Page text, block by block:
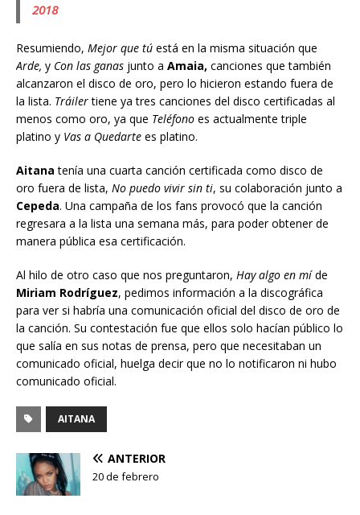
2018
Resumiendo, Mejor que tú está en la misma situación que
Arde, y Con las ganas junto a Amaia, canciones que también
alcanzaron el disco de oro, pero lo hicieron estando fuera de
la lista. Tráilertiene ya tres canciones del disco certificadas al
menos como oro, ya que Teléfono es actualmente triple
platino y Vas a Quedarte es platino.
Aitana tenía una cuarta canción certificada como disco de
oro fuera de lista, No puedo vivir sin ti, su colaboración junto a
Cepeda. Una campaña de los fans provocó que la canción
regresara a la lista una semana más, para poder obtener de
manera pública esa certificación.
Al hilo de otro caso que nos preguntaron, Hay algo en míde
Miriam Rodríguez, pedimos información a la discográfica
para ver si habría una comunicación oficial del disco de oro de
la canción. Su contestación fue que ellos solo hacían público lo
que salía en sus notas de prensa, pero que necesitaban un
comunicado oficial, huelga decir que no lo notificaron ni hubo
comunicado oficial.
AITANA
ANTERIOR
20 de febrero